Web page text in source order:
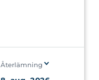
Återlämning